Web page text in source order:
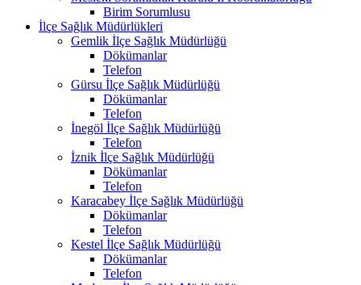
Birim Sorumlusu
İlçe Sağlık Müdürlükleri
Gemlik İlçe Sağlık Müdürlüğü
Dökümanlar
Telefon
Gürsu İlçe Sağlık Müdürlüğü
Dökümanlar
Telefon
İnegöl İlçe Sağlık Müdürlüğü
Telefon
İznik İlçe Sağlık Müdürlüğü
Dökümanlar
Telefon
Karacabey İlçe Sağlık Müdürlüğü
Dökümanlar
Telefon
Kestel İlçe Sağlık Müdürlüğü
Dökümanlar
Telefon